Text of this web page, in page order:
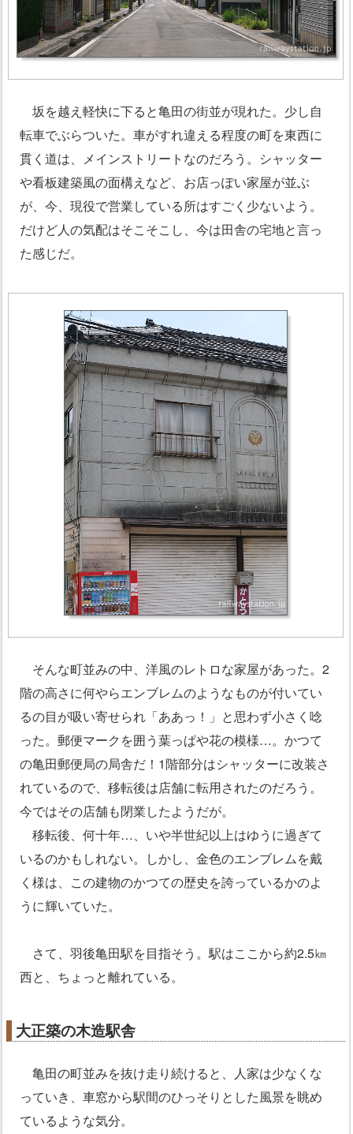
坂を越え軽快に下ると亀田の街並が現れた。少し自
転車でぶらついた。車がすれ違える程度の町を東西に
貫く道は、メインストリートなのだろう。シャッター
や看板建築風の面構えなど、お店っぽい家屋が並ぶ
が、今、現役で営業している所はすごく少ないよう。
だけど人の気配はそこそこし、今は田舎の宅地と言っ
た感じだ。
そんな町並みの中、洋風のレトロな家屋があった。2
階の高さに何やらエンブレムのようなものが付いてい
るの目が吸い寄せられ「ああっ！」と思わず小さく唸
った。郵便マークを囲う葉っぱや花の模様…。かつて
の亀田郵便局の局舎だ！1階部分はシャッターに改装さ
れているので、移転後は店舗に転用されたのだろう。
今ではその店舗も閉業したようだが。
移転後、何十年…、いや半世紀以上はゆうに過ぎて
いるのかもしれない。しかし、金色のエンブレムを戴
く様は、この建物のかつての歴史を誇っているかのよ
うに輝いていた。
さて、羽後亀田駅を目指そう。駅はここから約2.5㎞
西と、ちょっと離れている。
大正築の木造駅舎
亀田の町並みを抜け走り続けると、人家は少なくな
っていき、車窓から駅間のひっそりとした風景を眺め
ているような気分。